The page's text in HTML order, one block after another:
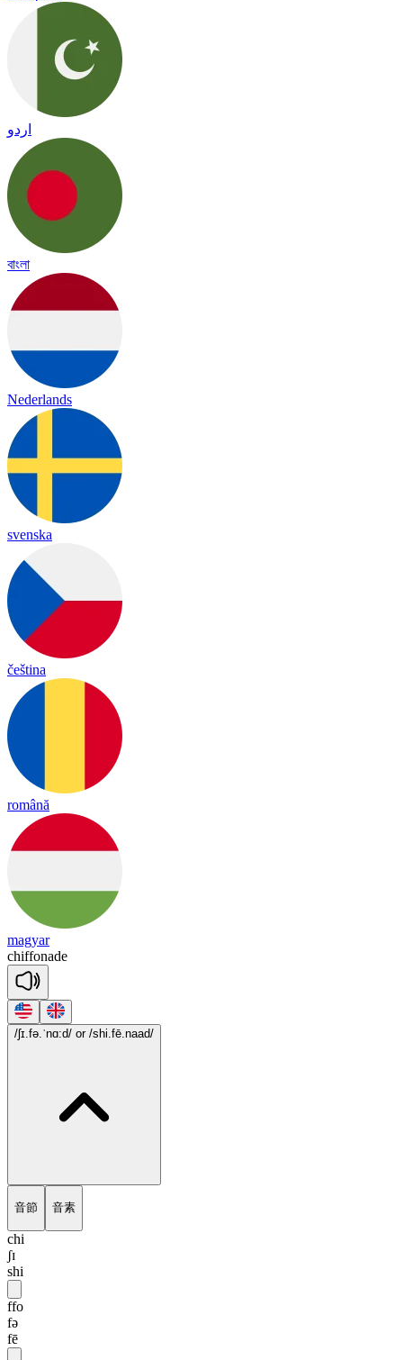
اردو
বাংলা
Nederlands
svenska
čeština
română
magyar
chiffonade
/ʃɪ.fə.ˈnɑ:d/ or /shi.fē.naad/
音節 音素
chi
ʃɪ
shi
ffo
fə
fē